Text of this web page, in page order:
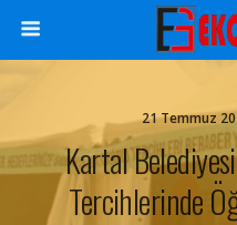
21 Temmuz
Kartal
Tercihlerinde